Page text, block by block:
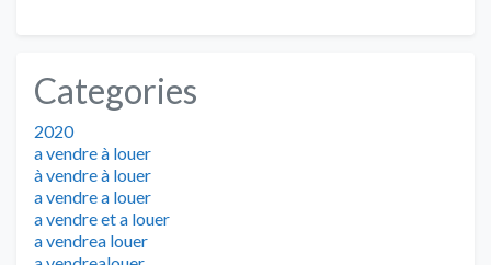
Categories
2020
a vendre à louer
à vendre à louer
a vendre a louer
a vendre et a louer
a vendrea louer